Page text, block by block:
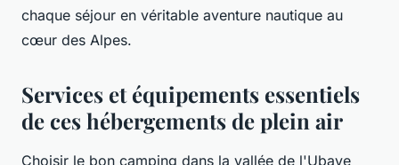
chaque séjour en véritable aventure nautique au
cœur des Alpes.
Services et équipements essentiels
de ces hébergements de plein air
Choisir le bon camping dans la vallée de l'Ubaye